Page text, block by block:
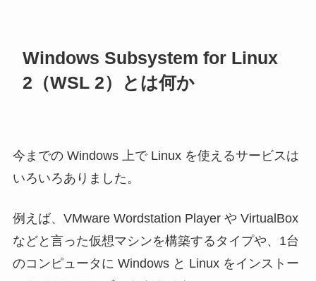
Windows Subsystem for Linux
2（WSL 2）とは何か
今までの Windows 上で Linux を使えるサービスは
いろいろありました。
例えば、VMware Wordstation Player や VirtualBox
などと言った仮想マシンを構築するタイプや、1台
のコンピュータに Windows と Linux をインストー